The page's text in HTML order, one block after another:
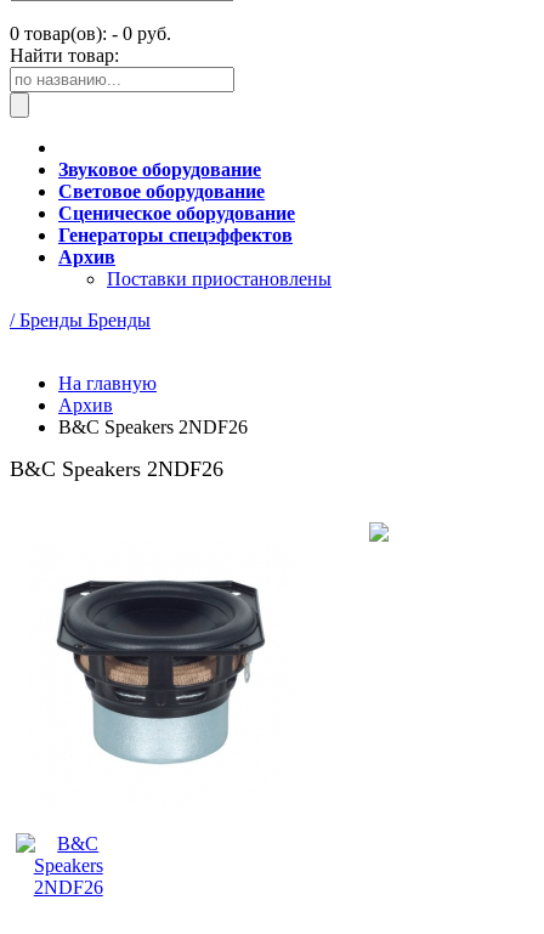
0 товар(ов): - 0 руб.
Найти товар:
Звуковое оборудование
Световое оборудование
Сценическое оборудование
Генераторы спецэффектов
Архив
Поставки приостановлены
/ Бренды Бренды
На главную
Архив
B&C Speakers 2NDF26
B&C Speakers 2NDF26